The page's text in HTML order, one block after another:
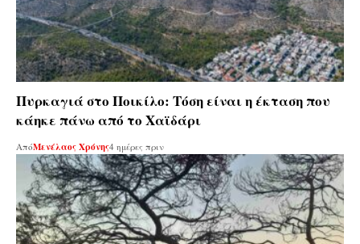
Πυρκαγιά στο Ποικίλο: Τόση είναι η έκταση που
κάηκε πάνω από το Χαϊδάρι
ΑπόΜενέλαος Χρόνης4 ημέρες πριν